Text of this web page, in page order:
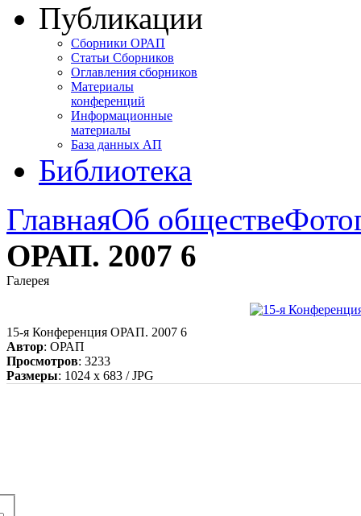
Публикации
Сборники ОРАП
Статьи Сборников
Оглавления сборников
Материалы
конференций
Информационные
материалы
База данных АП
Библиотека
ГлавнаяОб обществе
ОРАП. 2007 6
Галерея
15-я Конференция ОРАП. 2007 6
Автор: ОРАП
Просмотров: 3233
Размеры: 1024 x 683 / JPG